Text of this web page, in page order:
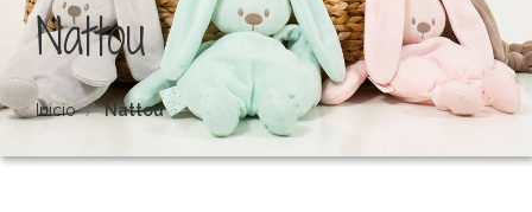
Nattou
Inicio Nattou